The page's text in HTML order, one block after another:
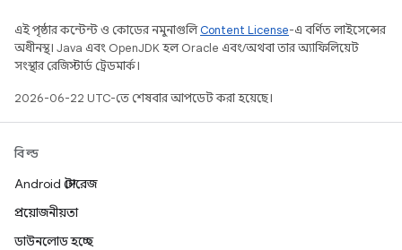
এই পৃষ্ঠার কন্টেন্ট ও কোডের নমুনাগুলিContent License-এ বর্ণিত লাইসেন্সের
অধীনস্থ। Java এবং OpenJDK হল Oracle এবং/অথবা তার অ্যাফিলিয়েট
সংস্থার রেজিস্টার্ড ট্রেডমার্ক।
2026-06-22 UTC-তে শেষবার আপডেট করা হয়েছে।
বিল্ড
Android স্টোরেজ
প্রয়োজনীয়তা
ডাউনলোড হচ্ছে